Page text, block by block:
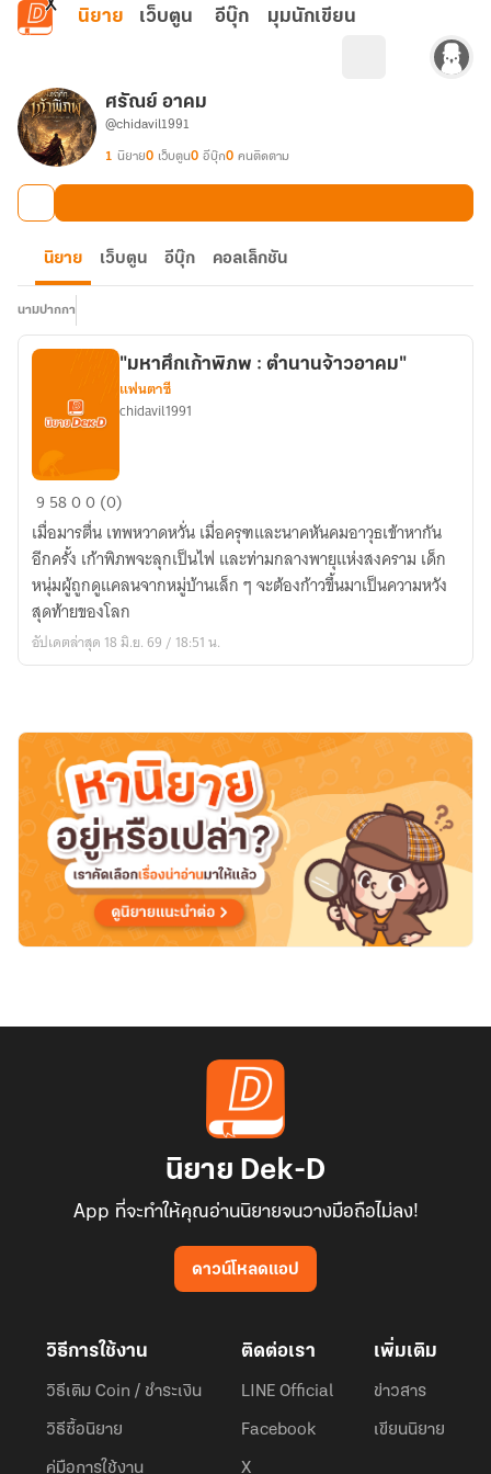
ข้ามไปยังเนื้อหาหลัก
นิยาย เว็บตูน อีบุ๊ก มุมนักเขียน
ศรัณย์ อาคม
@chidavil1991
1 นิยาย0 เว็บตูน0 อีบุ๊ก0 คนติดตาม
นิยาย เว็บตูน อีบุ๊ก คอลเล็กชัน
นามปากกา
"มหา
ศึก
เก้า
พิภพ
:
ตำนาน
จ้าว
"มหาศึกเก้าพิภพ : ตำนานจ้าวอาคม"
แฟนตาซี
chidavil1991
9 5800 (0)
เมื่อมารตื่น เทพหวาดหวั่น เมื่อครุฑและนาคหันคมอาวุธเข้าหากัน
อีกครั้ง เก้าพิภพจะลุกเป็นไฟ และท่ามกลางพายุแห่งสงคราม เด็ก
หนุ่มผู้ถูกดูแคลนจากหมู่บ้านเล็ก ๆ จะต้องก้าวขึ้นมาเป็นความหวัง
สุดท้ายของโลก
อัปเดตล่าสุด 18 มิ.ย. 69 / 18:51 น.
นิยาย Dek-D
App ที่จะทำให้คุณอ่านนิยายจนวางมือถือไม่ลง!
ดาวน์โหลดแอป
วิธีการใช้งาน
วิธีเติม Coin / ชำระเงิน
วิธีซื้อนิยาย
คู่มือการใช้งาน
ติดต่อเรา
LINE Official
Facebook
X
เพิ่มเติม
ข่าวสาร
เขียนนิยาย